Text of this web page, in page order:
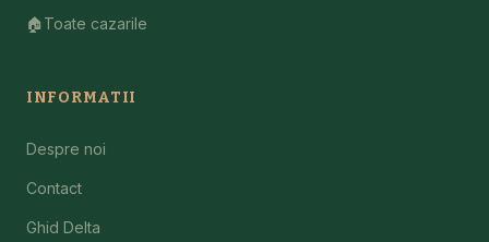
🏠 Toate cazarile
INFORMATII
Despre noi
Contact
Ghid Delta